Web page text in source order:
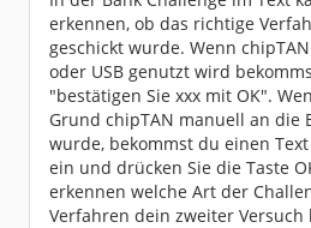
erkennen, ob das richtige
geschickt wurde. Wenn
oder USB genutzt wird
"bestätigen Sie xxx mit OK".
Grund chipTAN manuell an die
wurde, bekommst du einen
ein und drücken Sie die Taste
erkennen welche Art der
Verfahren dein zweiter Versuch